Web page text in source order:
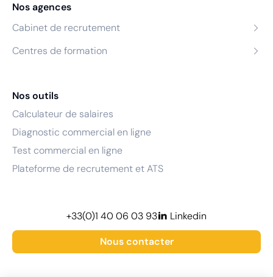
Nos agences
Cabinet de recrutement
Centres de formation
Nos outils
Calculateur de salaires
Diagnostic commercial en ligne
Test commercial en ligne
Plateforme de recrutement et ATS
Nous contacter
+33(0)1 40 06 03 93 Linkedin